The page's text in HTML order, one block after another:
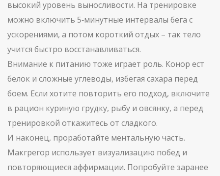
высокий уровень выносливости. На тренировке
можно включить 5‑минутные интервалы бега с
ускорениями, а потом короткий отдых – так тело
учится быстро восстанавливаться.
Внимание к питанию тоже играет роль. Конор ест
белок и сложные углеводы, избегая сахара перед
боем. Если хотите повторить его подход, включите
в рацион куриную грудку, рыбу и овсянку, а перед
тренировкой откажитесь от сладкого.
И наконец, проработайте ментальную часть.
Макгрегор использует визуализацию побед и
повторяющиеся аффирмации. Попробуйте заранее